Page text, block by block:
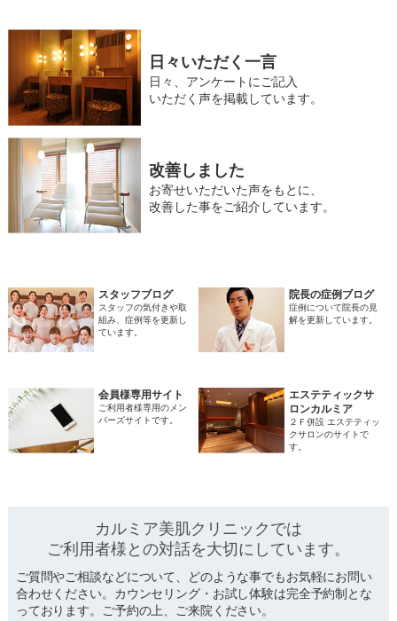
日々いただく一言
日々、アンケートにご記入
いただく声を掲載しています。
改善しました
お寄せいただいた声をもとに、
改善した事をご紹介しています。
スタッフブログ
スタッフの気付きや取
組み、症例等を更新し
ています。
院長の症例ブログ
症例について院長の見
解を更新しています。
会員様専用サイト
ご利用者様専用のメン
バーズサイトです。
エステティックサ
ロンカルミア
２Ｆ併設 エステティッ
クサロンのサイトで
す。
カルミア美肌クリニックでは
ご利用者様との対話を大切にしています。
ご質問やご相談などについて、どのような事でもお気軽にお問い
合わせください。カウンセリング・お試し体験は完全予約制とな
っております。ご予約の上、ご来院ください。